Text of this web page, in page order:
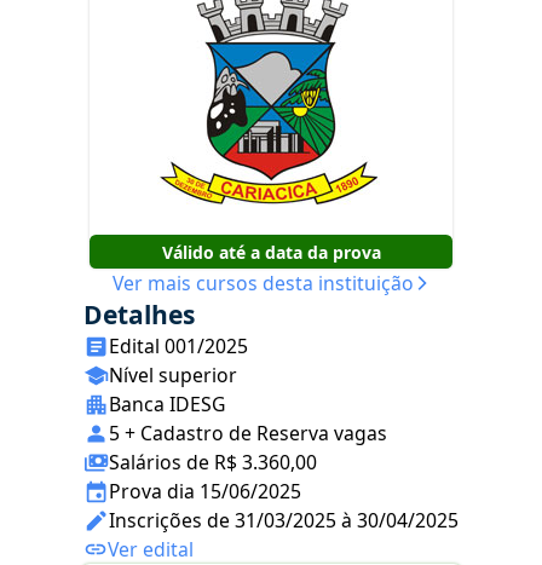
Válido até a data da prova
Ver mais cursos desta instituição
Detalhes
Edital 001/2025
Nível superior
Banca IDESG
5 + Cadastro de Reserva vagas
Salários de R$ 3.360,00
Prova dia 15/06/2025
Inscrições de 31/03/2025 à 30/04/2025
Ver edital